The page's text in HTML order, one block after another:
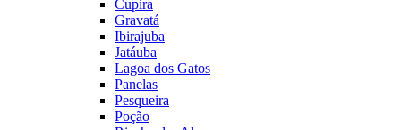
Cupira
Gravatá
Ibirajuba
Jatáuba
Lagoa dos Gatos
Panelas
Pesqueira
Poção